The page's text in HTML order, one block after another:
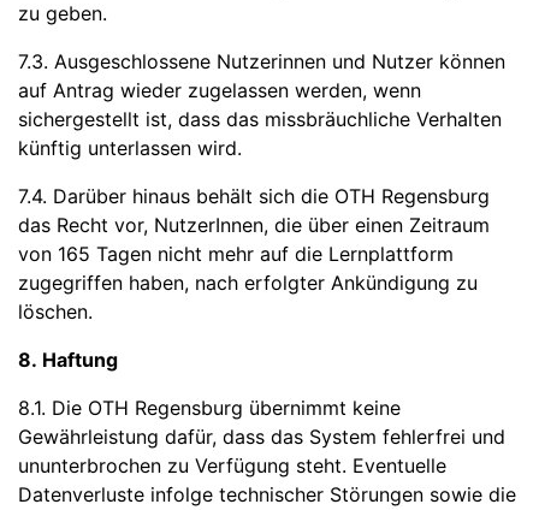
zu geben.
7.3. Ausgeschlossene Nutzerinnen und Nutzer können
auf Antrag wieder zugelassen werden, wenn
sichergestellt ist, dass das missbräuchliche Verhalten
künftig unterlassen wird.
7.4. Darüber hinaus behält sich die OTH Regensburg
das Recht vor, NutzerInnen, die über einen Zeitraum
von 165 Tagen nicht mehr auf die Lernplattform
zugegriffen haben, nach erfolgter Ankündigung zu
löschen.
8. Haftung
8.1. Die OTH Regensburg übernimmt keine
Gewährleistung dafür, dass das System fehlerfrei und
ununterbrochen zu Verfügung steht. Eventuelle
Datenverluste infolge technischer Störungen sowie die